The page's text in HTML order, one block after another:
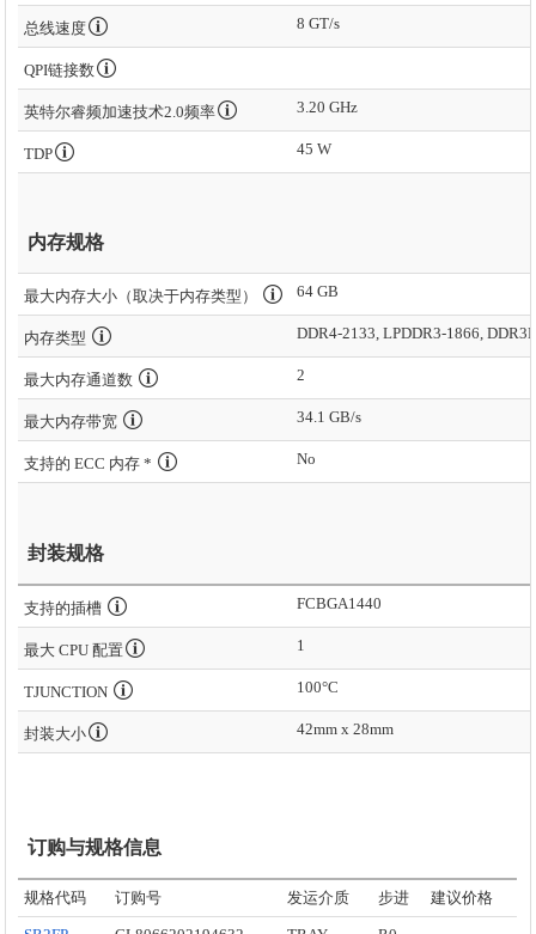
总线速度 8 GT/s
QPI链接数
英特尔睿频加速技术2.0频率 3.20 GHz
TDP 45 W
内存规格
最大内存大小（取决于内存类型） 64 GB
内存类型 DDR4-2133, LPDDR3-1866,
最大内存通道数 2
最大内存带宽 34.1 GB/s
支持的 ECC 内存 * No
封装规格
支持的插槽 FCBGA1440
最大 CPU 配置 1
TJUNCTION 100°C
封装大小 42mm x 28mm
订购与规格信息
规格代码 订购号 发运介质 步进 建议价格